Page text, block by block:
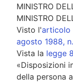
MINISTRO
MINISTRO
Visto l'articolo
agosto 1988,
Vista la legge
«Disposizioni
della persona